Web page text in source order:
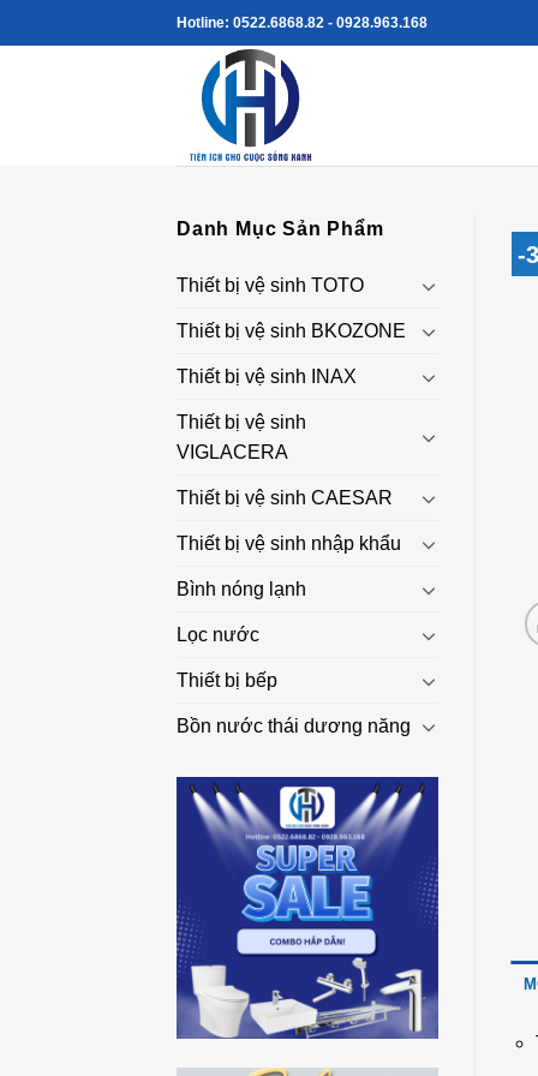
to
Hotline: 0522.6868.82 - 0928.963.168
Danh Mục Sản Phẩm
Thiết bị vệ sinh TOTO
Thiết bị vệ sinh BKOZONE
Thiết bị vệ sinh INAX
Thiết bị vệ sinh
VIGLACERA
Thiết bị vệ sinh CAESAR
Thiết bị vệ sinh nhập khẩu
Bình nóng lạnh
Lọc nước
Thiết bị bếp
Bồn nước thái dương năng
-